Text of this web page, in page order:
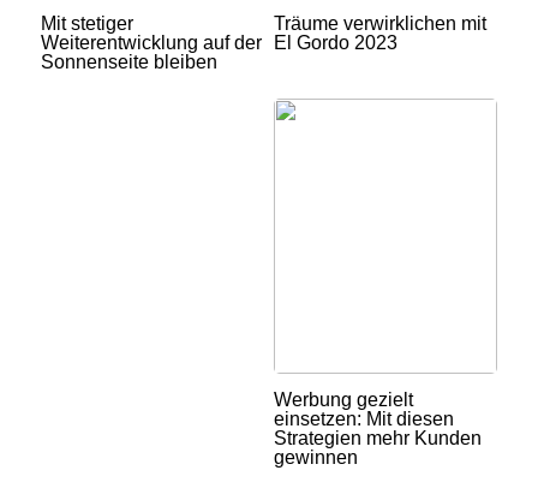
Mit stetiger
Weiterentwicklung auf der
Sonnenseite bleiben
Träume verwirklichen mit
El Gordo 2023
Werbung gezielt
einsetzen: Mit diesen
Strategien mehr Kunden
gewinnen